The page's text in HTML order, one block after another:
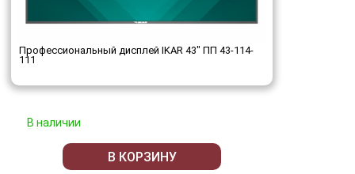
Профессиональный дисплей IKAR 43" ПП 43-114-
111
В наличии
В КОРЗИНУ